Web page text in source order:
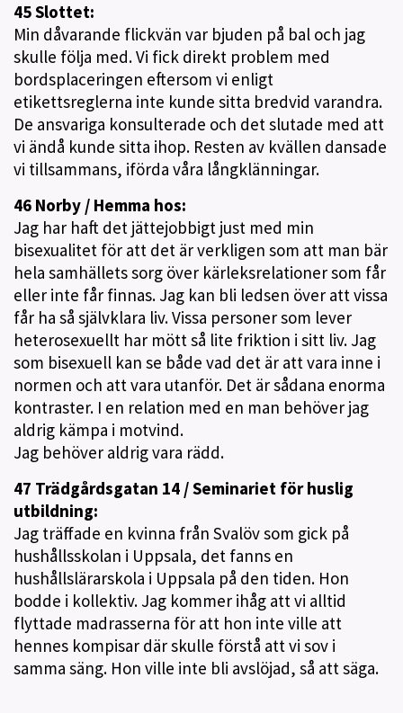
45 Slottet:
Min dåvarande flickvän var bjuden på bal och jag
skulle följa med. Vi fick direkt problem med
bordsplaceringen eftersom vi enligt
etikettsreglerna inte kunde sitta bredvid varandra.
De ansvariga konsulterade och det slutade med att
vi ändå kunde sitta ihop. Resten av kvällen dansade
vi tillsammans, iförda våra långklänningar.
46 Norby / Hemma hos:
Jag har haft det jättejobbigt just med min
bisexualitet för att det är verkligen som att man bär
hela samhällets sorg över kärleksrelationer som får
eller inte får finnas. Jag kan bli ledsen över att vissa
får ha så självklara liv. Vissa personer som lever
heterosexuellt har mött så lite friktion i sitt liv. Jag
som bisexuell kan se både vad det är att vara inne i
normen och att vara utanför. Det är sådana enorma
kontraster. I en relation med en man behöver jag
aldrig kämpa i motvind.
Jag behöver aldrig vara rädd.
47 Trädgårdsgatan 14 / Seminariet för huslig
utbildning:
Jag träffade en kvinna från Svalöv som gick på
hushållsskolan i Uppsala, det fanns en
hushållslärarskola i Uppsala på den tiden. Hon
bodde i kollektiv. Jag kommer ihåg att vi alltid
flyttade madrasserna för att hon inte ville att
hennes kompisar där skulle förstå att vi sov i
samma säng. Hon ville inte bli avslöjad, så att säga.